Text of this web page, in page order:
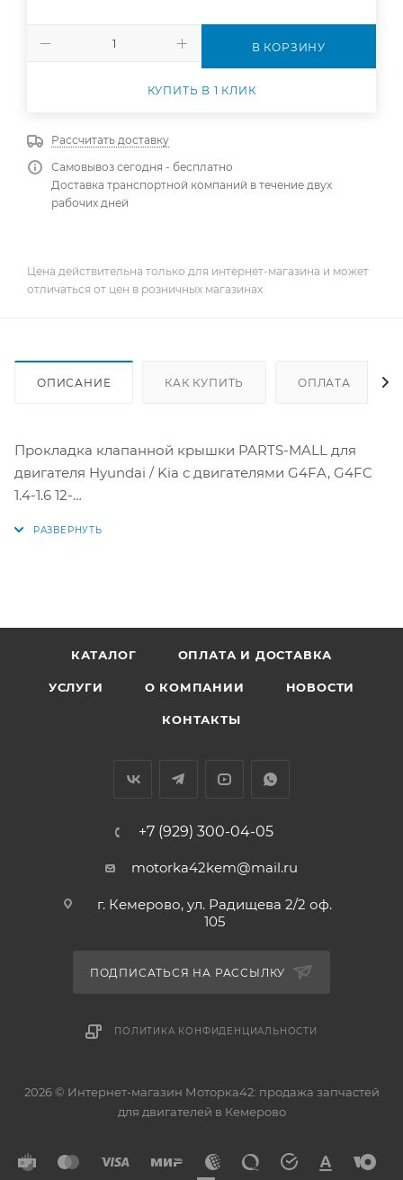
В КОРЗИНУ
КУПИТЬ В 1 КЛИК
Рассчитать доставку
Самовывоз сегодня - бесплатно
Доставка транспортной компаний в течение двух
рабочих дней
Цена действительна только для интернет-магазина и может
отличаться от цен в розничных магазинах
ОПИСАНИЕ КАК КУПИТЬ ОПЛАТА
Прокладка клапанной крышки PARTS-MALL для
двигателя Hyundai / Kia с двигателями G4FA, G4FC
1.4-1.6 12-
КАТАЛОГ ОПЛАТА И ДОСТАВКА
УСЛУГИ О КОМПАНИИ НОВОСТИ
КОНТАКТЫ
+7 (929) 300-04-05
motorka42kem@mail.ru
г. Кемерово, ул. Радищева 2/2 оф.
105
ПОДПИСАТЬСЯ НА РАССЫЛКУ
ПОЛИТИКА КОНФИДЕНЦИАЛЬНОСТИ
2026 © Интернет-магазин Моторка42: продажа запчастей
для двигателей в Кемерово